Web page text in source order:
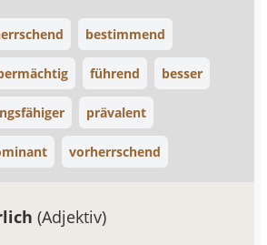
bestimmend
führend besser
prävalent
vorherrschend
(Adjektiv)